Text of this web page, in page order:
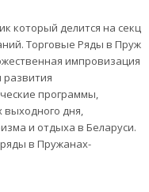
который делится на секц
Торговые Ряды в Пруж
импровизация
развития
программы,
выходного дня,
и отдыха в Беларуси.
в Пружанах-